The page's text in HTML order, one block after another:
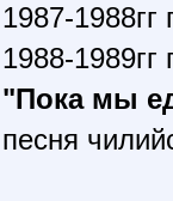
1987-
1988-
"Пока мы
песня